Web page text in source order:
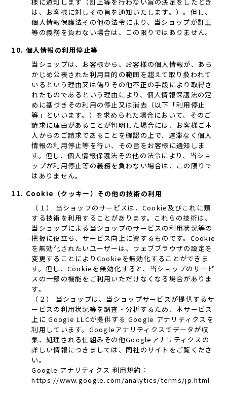
様に通知します（訂正等を行わない旨の決定をしたとき
は、お客様に対しその旨を通知いたします。）。但し、
個人情報保護法その他の法令により、当ショップが訂正
等の義務を負わない場合は、この限りではありません。
10. 個人情報の利用停止等
当ショップは、お客様から、お客様の個人情報が、あら
かじめ公表された利用目的の範囲を超えて取り扱われて
いるという理由又は偽りその他不正の手段により取得さ
れたものであるという理由により、個人情報保護法の定
めに基づきその利用の停止又は消去（以下「利用停止
等」といいます。）を求められた場合において、そのご
請求に理由があることが判明した場合には、お客様ご本
人からのご請求であることを確認の上で、遅滞なく個人
情報の利用停止等を行い、その旨をお客様に通知しま
す。但し、個人情報保護法その他の法令により、当ショ
ップが利用停止等の義務を負わない場合は、この限りで
はありません。
11. Cookie（クッキー）その他の技術の利用
（１） 当ショップのサービスは、Cookie及びこれに類
する技術を利用することがあります。これらの技術は、
当ショップによる当ショップのサービスの利用状況等の
把握に役立ち、サービス向上に資するものです。Cookie
を無効化されたいユーザーは、ウェブブラウザの設定を
変更することによりCookieを無効化することができま
す。但し、Cookieを無効化すると、当ショップのサービ
スの一部の機能をご利用いただけなくなる場合がありま
す。
（２） 当ショップは、当ショップサービスが提供するサ
ービスの利用状況等を調査・分析するため、本サービス
上に Google LLCが提供する Google アナリティクスを
利用しています。Googleアナリティクスでデータが収
集、処理される仕組みその他Googleアナリティクスの
詳しい情報につきましては、同社のサイトをご覧くださ
い。
Google アナリティクス 利用規約：
https://www.google.com/analytics/terms/jp.html